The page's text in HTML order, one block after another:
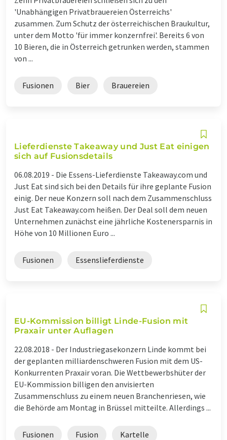
'Unabhängigen Privatbrauereien Österreichs'
zusammen. Zum Schutz der österreichischen Braukultur,
unter dem Motto 'für immer konzernfrei'. Bereits 6 von
10 Bieren, die in Österreich getrunken werden, stammen
von ...
Fusionen Bier Brauereien
Lieferdienste Takeaway und Just Eat einigen
sich auf Fusionsdetails
06.08.2019 - Die Essens-Lieferdienste Takeaway.com und
Just Eat sind sich bei den Details für ihre geplante Fusion
einig. Der neue Konzern soll nach dem Zusammenschluss
Just Eat Takeaway.com heißen. Der Deal soll dem neuen
Unternehmen zunächst eine jährliche Kostenersparnis in
Höhe von 10 Millionen Euro ...
Fusionen Essenslieferdienste
EU-Kommission billigt Linde-Fusion mit
Praxair unter Auflagen
22.08.2018 - Der Industriegasekonzern Linde kommt bei
der geplanten milliardenschweren Fusion mit dem US-
Konkurrenten Praxair voran. Die Wettbewerbshüter der
EU-Kommission billigen den anvisierten
Zusammenschluss zu einem neuen Branchenriesen, wie
die Behörde am Montag in Brüssel mitteilte. Allerdings ...
Fusionen Fusion Kartelle